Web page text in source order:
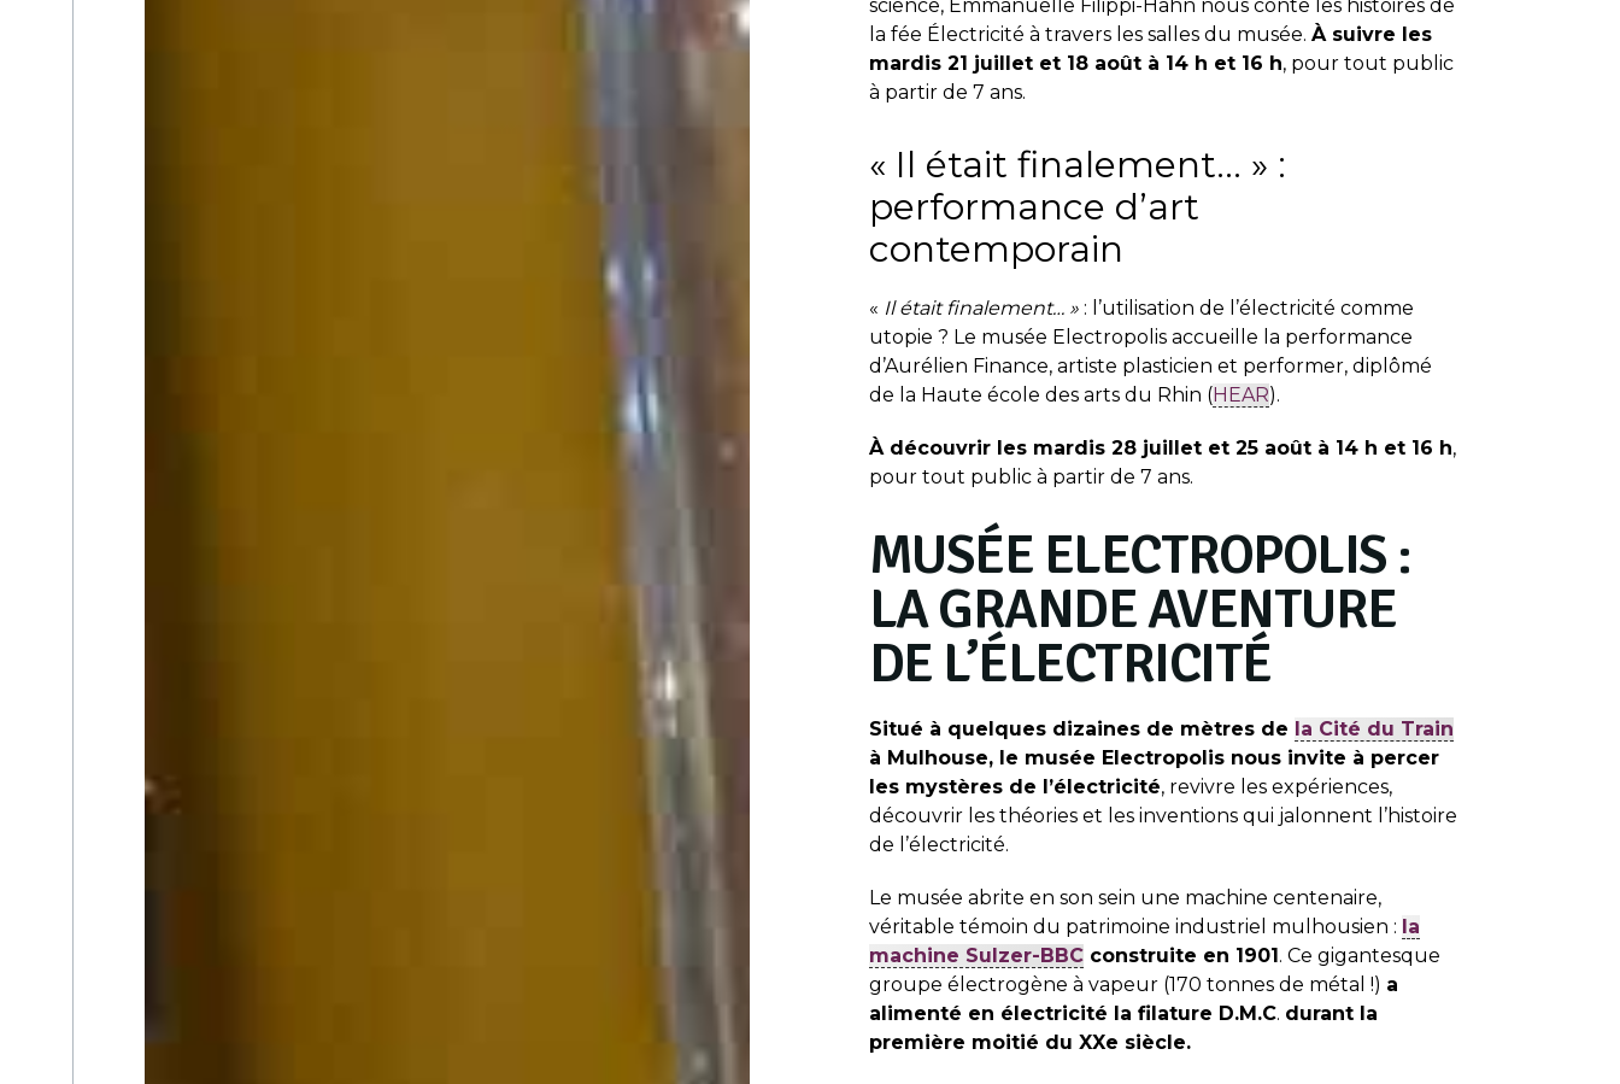
science, Emmanuelle Filippi-Hahn nous conte les histoires de
la fée Électricité à travers les salles du musée. À suivre les
mardis 21 juillet et 18 août à 14 h et 16 h, pour tout public
à partir de 7 ans.
« Il était finalement… » :
performance d’art
contemporain
« Il était finalement… »: l’utilisation de l’électricité comme
utopie ? Le musée Electropolis accueille la performance
d’Aurélien Finance, artiste plasticien et performer, diplômé
de la Haute école des arts du Rhin (HEAR).
À découvrir les mardis 28 juillet et 25 août à 14 h et 16 h,
pour tout public à partir de 7 ans.
MUSÉE ELECTROPOLIS :
LA GRANDE AVENTURE
DE L’ÉLECTRICITÉ
Situé à quelques dizaines de mètres de la Cité du Train
à Mulhouse, le musée Electropolis nous invite à percer
les mystères de l’électricité, revivre les expériences,
découvrir les théories et les inventions qui jalonnent l’histoire
de l’électricité.
Le musée abrite en son sein une machine centenaire,
véritable témoin du patrimoine industriel mulhousien : la
machine Sulzer-BBCconstruite en 1901. Ce gigantesque
groupe électrogène à vapeur (170 tonnes de métal !) a
alimenté en électricité la filature D.M.C. durant la
première moitié du XXe siècle.